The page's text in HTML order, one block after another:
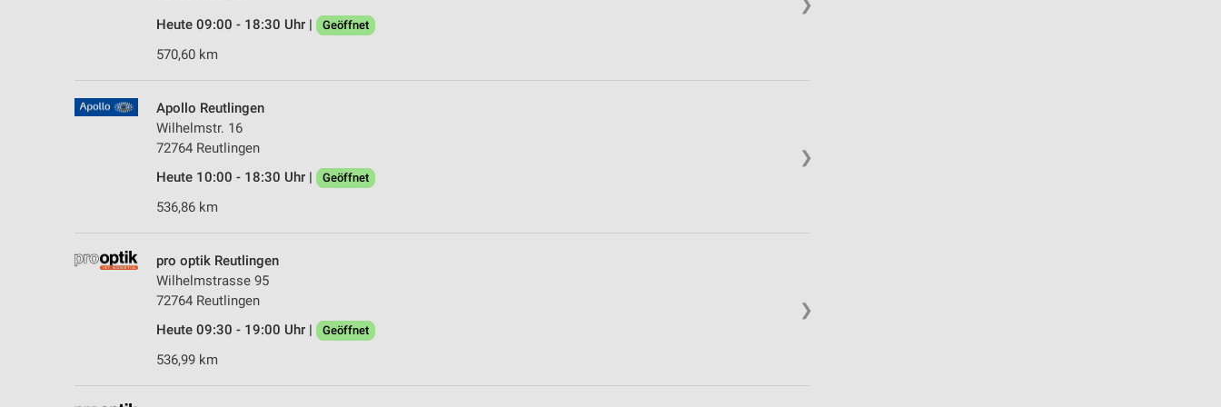
❯
Heute 09:00 - 18:30 Uhr |
Geöffnet
570,60 km
❯
Apollo Reutlingen
Wilhelmstr. 16
72764 Reutlingen
Heute 10:00 - 18:30 Uhr |
Geöffnet
536,86 km
❯
pro optik Reutlingen
Wilhelmstrasse 95
72764 Reutlingen
Heute 09:30 - 19:00 Uhr |
Geöffnet
536,99 km